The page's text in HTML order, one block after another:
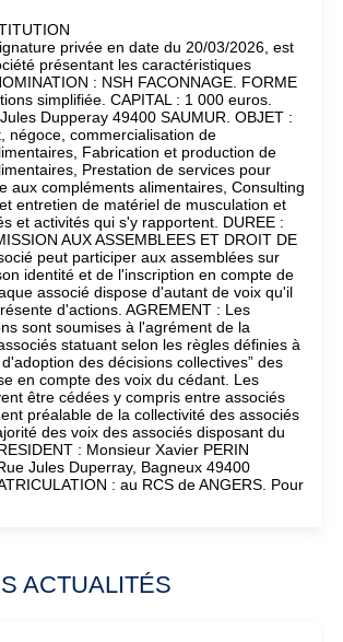
privée en date du 20/03/2026, est
présentant les caractéristiques
: NSH FACONNAGE. FORME
simplifiée. CAPITAL : 1 000 euros.
Dupperay 49400 SAUMUR. OBJET :
négoce, commercialisation de
Fabrication et production de
Prestation de services pour
aux compléments alimentaires, Consulting
entretien de matériel de musculation et
et activités qui s'y rapportent. DUREE :
AUX ASSEMBLEES ET DROIT DE
peut participer aux assemblées sur
identité et de l'inscription en compte de
associé dispose d'autant de voix qu'il
d'actions. AGREMENT : Les
sont soumises à l'agrément de la
statuant selon les règles définies à
des décisions collectives” des
en compte des voix du cédant. Les
être cédées y compris entre associés
préalable de la collectivité des associés
des voix des associés disposant du
: Monsieur Xavier PERIN
Jules Duperray, Bagneux 49400
: au RCS de ANGERS. Pour
ACTUALITÉS